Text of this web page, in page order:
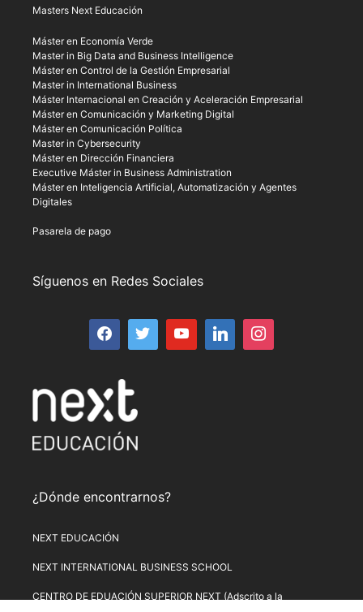
Masters Next Educación
Máster en Economía Verde
Master in Big Data and Business Intelligence
Máster en Control de la Gestión Empresarial
Master in International Business
Máster Internacional en Creación y Aceleración Empresarial
Máster en Comunicación y Marketing Digital
Máster en Comunicación Política
Master in Cybersecurity
Máster en Dirección Financiera
Executive Máster in Business Administration
Máster en Inteligencia Artificial, Automatización y Agentes
Digitales
Pasarela de pago
Síguenos en Redes Sociales
¿Dónde encontrarnos?
NEXT EDUCACIÓN
NEXT INTERNATIONAL BUSINESS SCHOOL
CENTRO DE EDUACIÓN SUPERIOR NEXT (Adscrito a la